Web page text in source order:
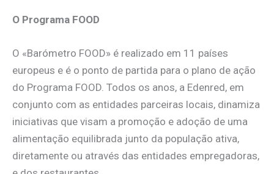
O Programa FOOD
O «Barómetro FOOD» é realizado em 11 países
europeus e é o ponto de partida para o plano de ação
do Programa FOOD. Todos os anos, a Edenred, em
conjunto com as entidades parceiras locais, dinamiza
iniciativas que visam a promoção e adoção de uma
alimentação equilibrada junto da população ativa,
diretamente ou através das entidades empregadoras,